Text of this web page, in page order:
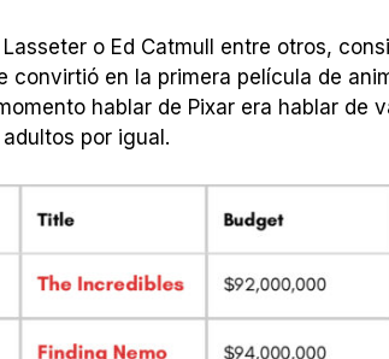
o Ed Catmull entre otros,
convirtió en la primera película de
hablar de Pixar era hablar
por igual.